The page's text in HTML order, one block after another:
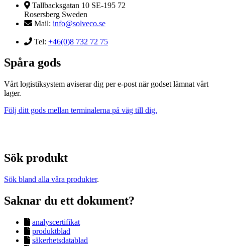
Tallbacksgatan 10 SE-195 72
Rosersberg Sweden
Mail: info@solveco.se
Tel: +46(0)8 732 72 75
Spåra gods
Vårt logistiksystem aviserar dig per e-post när godset lämnat vårt
lager.
Följ ditt gods mellan terminalerna på väg till dig.
Sök produkt
Sök bland alla våra produkter.
Saknar du ett dokument?
analyscertifikat
produktblad
säkerhetsdatablad